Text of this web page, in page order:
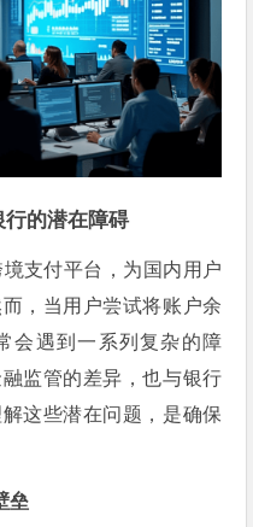
行的潜在障碍
支付平台，为国内用户
，当用户尝试将账户余
会遇到一系列复杂的障
监管的差异，也与银行
这些潜在问题，是确保
垒